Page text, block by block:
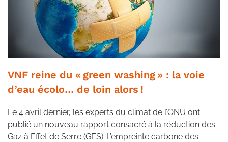
VNF reine du « green washing » : la voie
d’eau écolo… de loin alors !
Le 4 avril dernier, les experts du climat de l’ONU ont
publié un nouveau rapport consacré à la réduction des
Gaz à Effet de Serre (GES). L’empreinte carbone des